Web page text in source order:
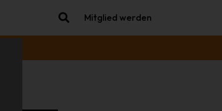
Mitglied werden